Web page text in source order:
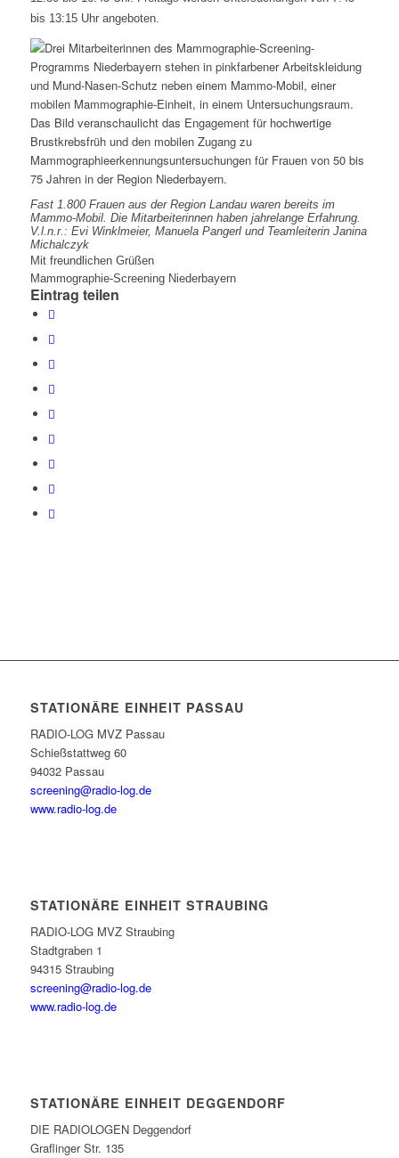
bis 13:15 Uhr angeboten.
Fast 1.800 Frauen aus der Region Landau waren bereits im
Mammo-Mobil. Die Mitarbeiterinnen haben jahrelange Erfahrung.
V.l.n.r.: Evi Winklmeier, Manuela Pangerl und Teamleiterin Janina
Michalczyk
Mit freundlichen Grüßen
Mammographie-Screening Niederbayern
Eintrag teilen
STATIONÄRE EINHEIT PASSAU
RADIO-LOG MVZ Passau
Schießstattweg 60
94032 Passau
screening@radio-log.de
www.radio-log.de
STATIONÄRE EINHEIT STRAUBING
RADIO-LOG MVZ Straubing
Stadtgraben 1
94315 Straubing
screening@radio-log.de
www.radio-log.de
STATIONÄRE EINHEIT DEGGENDORF
DIE RADIOLOGEN Deggendorf
Graflinger Str. 135